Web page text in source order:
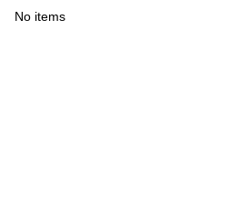
No items